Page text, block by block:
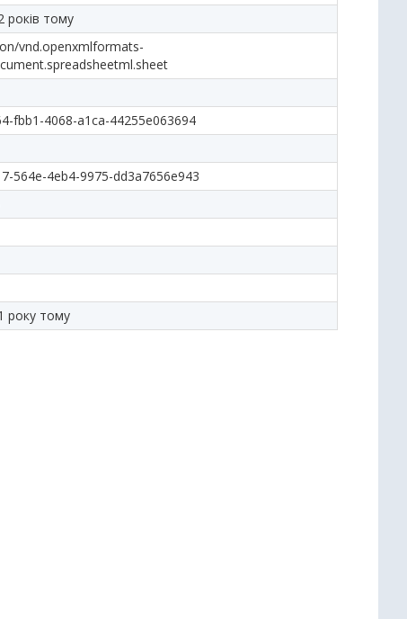
років тому
vnd.openxmlformats-
fbb1-4068-a1ca-44255e063694
564e-4eb4-9975-dd3a7656e943
року тому